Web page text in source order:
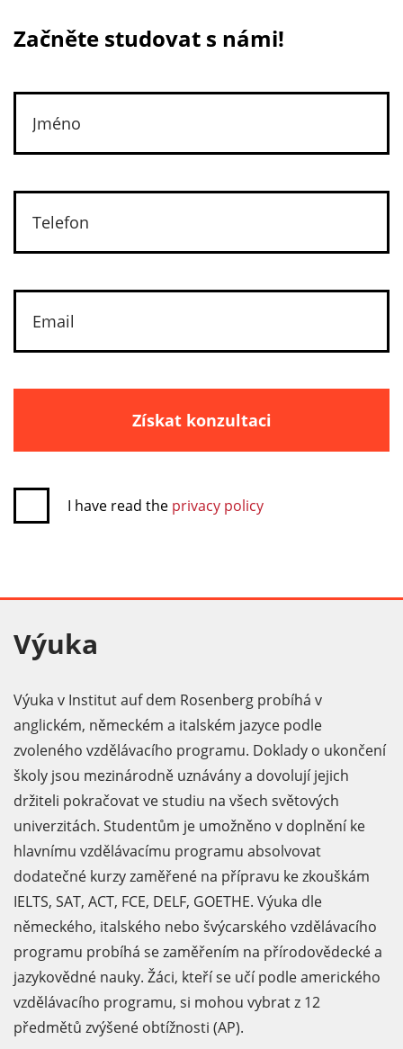
Začněte studovat s námi!
Získat konzultaci
I have read the privacy policy
Výuka
Výuka v Institut auf dem Rosenberg probíhá v
anglickém, německém a italském jazyce podle
zvoleného vzdělávacího programu. Doklady o ukončení
školy jsou mezinárodně uznávány a dovolují jejich
držiteli pokračovat ve studiu na všech světových
univerzitách. Studentům je umožněno v doplnění ke
hlavnímu vzdělávacímu programu absolvovat
dodatečné kurzy zaměřené na přípravu ke zkouškám
IELTS, SAT, ACT, FCE, DELF, GOETHE. Výuka dle
německého, italského nebo švýcarského vzdělávacího
programu probíhá se zaměřením na přírodovědecké a
jazykovědné nauky. Žáci, kteří se učí podle amerického
vzdělávacího programu, si mohou vybrat z 12
předmětů zvýšené obtížnosti (AP).